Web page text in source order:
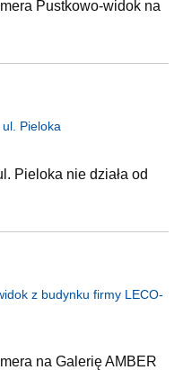
Pustkowo-widok na
Pieloka
Pieloka nie działa od
z budynku firmy LECO-
na Galerię AMBER